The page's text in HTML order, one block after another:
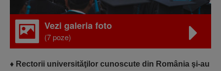
Vezi galeria foto
(7 poze)
♦ Rectorii universităţilor cunoscute din România şi-au